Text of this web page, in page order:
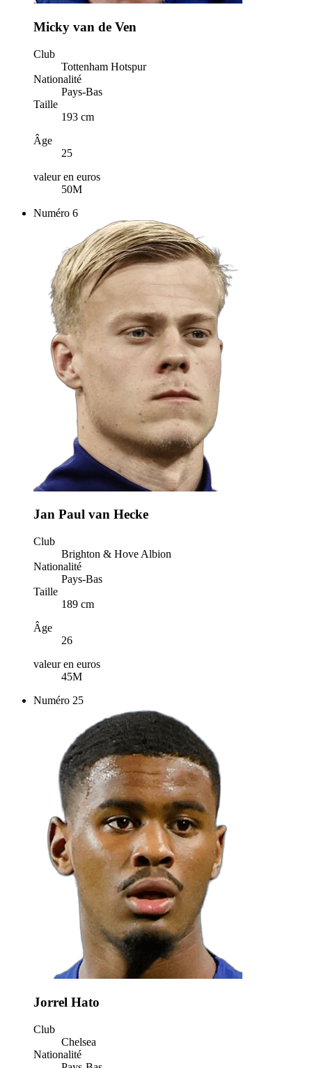
Micky van de Ven
Club
Tottenham Hotspur
Nationalité
Pays-Bas
Taille
193 cm
Âge
25
valeur en euros
50M
Numéro 6
Jan Paul van Hecke
Club
Brighton & Hove Albion
Nationalité
Pays-Bas
Taille
189 cm
Âge
26
valeur en euros
45M
Numéro 25
Jorrel Hato
Club
Chelsea
Nationalité